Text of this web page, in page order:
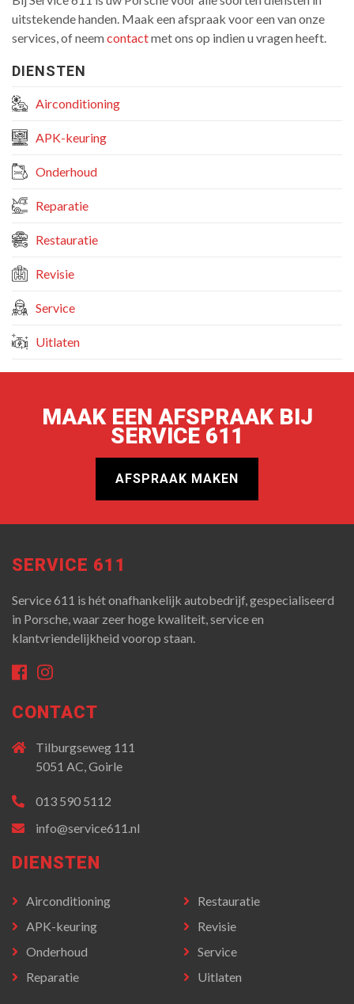
uitstekende handen. Maak een afspraak voor een van onze
services, of neemcontactmet ons op indien u vragen heeft.
DIENSTEN
Airconditioning
APK-keuring
Onderhoud
Reparatie
Restauratie
Revisie
Service
Uitlaten
MAAK EEN AFSPRAAK BIJ
SERVICE 611
AFSPRAAK MAKEN
SERVICE 611
Service 611 is hét onafhankelijk autobedrijf, gespecialiseerd
in Porsche, waar zeer hoge kwaliteit, service en
klantvriendelijkheid voorop staan.
CONTACT
Tilburgseweg 111
5051 AC,Goirle
013 590 5112
info@service611.nl
DIENSTEN
Airconditioning
APK-keuring
Onderhoud
Reparatie
Restauratie
Revisie
Service
Uitlaten